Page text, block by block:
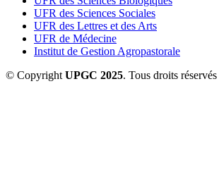
UFR des Sciences Sociales
UFR des Lettres et des Arts
UFR de Médecine
Institut de Gestion Agropastorale
© Copyright UPGC 2025. Tous droits réservés